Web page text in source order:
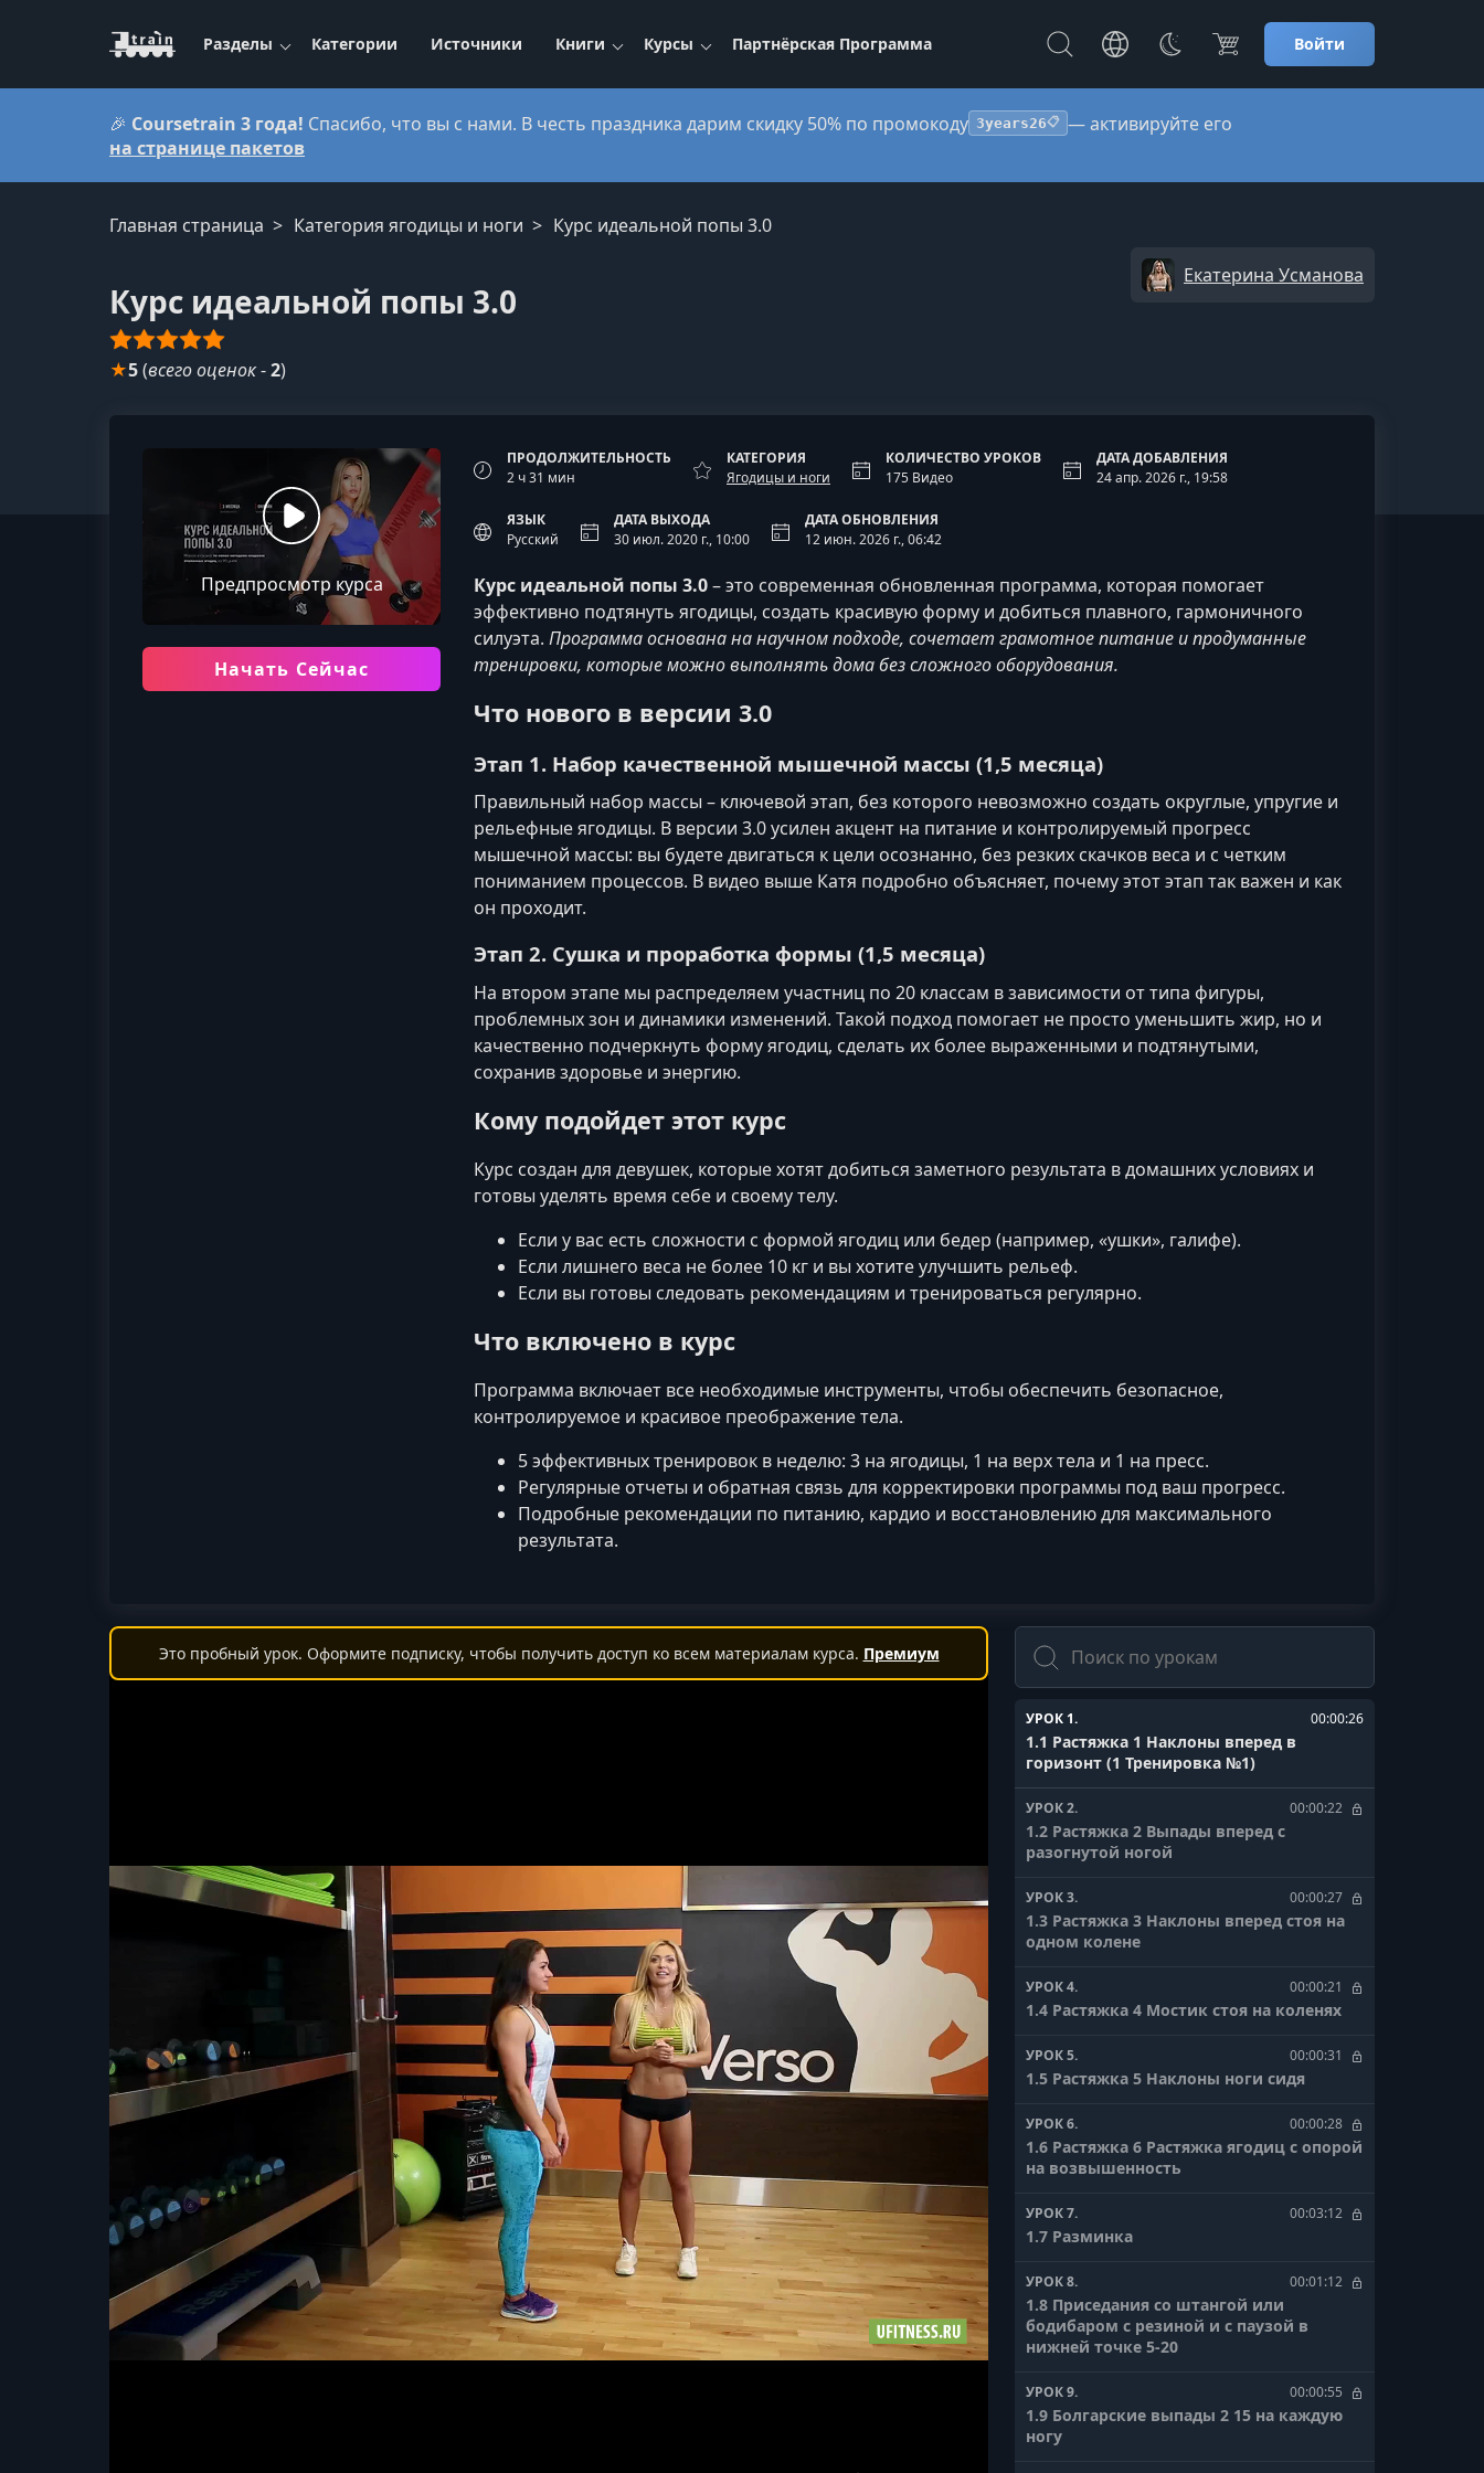
Разделы Категории Источники Книги Курсы Партнёрская Программа Войти
🎉 Coursetrain 3 года! Спасибо, что вы с нами. В честь праздника дарим скидку 50% по промокоду 3years26📋 — активируйте его
на странице пакетов
Главная страница Категория ягодицы и ноги Курс идеальной попы 3.0
Курс идеальной попы 3.0
Екатерина Усманова
★5(всего оценок-2)
Предпросмотр курса
Начать Сейчас
ПРОДОЛЖИТЕЛЬНОСТЬ
2 ч 31 мин
КАТЕГОРИЯ
Ягодицы и ноги
КОЛИЧЕСТВО УРОКОВ
175 Видео
ДАТА ДОБАВЛЕНИЯ
24 апр. 2026 г., 19:58
ЯЗЫК
Русский
ДАТА ВЫХОДА
30 июл. 2020 г., 10:00
ДАТА ОБНОВЛЕНИЯ
12 июн. 2026 г., 06:42
Курс идеальной попы 3.0– это современная обновленная программа, которая помогает
эффективно подтянуть ягодицы, создать красивую форму и добиться плавного, гармоничного
силуэта. Программа основана на научном подходе, сочетает грамотное питание и продуманные
тренировки, которые можно выполнять дома без сложного оборудования.
Что нового в версии 3.0
Этап 1. Набор качественной мышечной массы (1,5 месяца)
Правильный набор массы – ключевой этап, без которого невозможно создать округлые, упругие и
рельефные ягодицы. В версии 3.0 усилен акцент на питание и контролируемый прогресс
мышечной массы: вы будете двигаться к цели осознанно, без резких скачков веса и с четким
пониманием процессов. В видео выше Катя подробно объясняет, почему этот этап так важен и как
он проходит.
Этап 2. Сушка и проработка формы (1,5 месяца)
На втором этапе мы распределяем участниц по 20 классам в зависимости от типа фигуры,
проблемных зон и динамики изменений. Такой подход помогает не просто уменьшить жир, но и
качественно подчеркнуть форму ягодиц, сделать их более выраженными и подтянутыми,
сохранив здоровье и энергию.
Кому подойдет этот курс
Курс создан для девушек, которые хотят добиться заметного результата в домашних условиях и
готовы уделять время себе и своему телу.
Если у вас есть сложности с формой ягодиц или бедер (например, «ушки», галифе).
Если лишнего веса не более 10 кг и вы хотите улучшить рельеф.
Если вы готовы следовать рекомендациям и тренироваться регулярно.
Что включено в курс
Программа включает все необходимые инструменты, чтобы обеспечить безопасное,
контролируемое и красивое преображение тела.
5 эффективных тренировок в неделю: 3 на ягодицы, 1 на верх тела и 1 на пресс.
Регулярные отчеты и обратная связь для корректировки программы под ваш прогресс.
Подробные рекомендации по питанию, кардио и восстановлению для максимального
результата.
Это пробный урок. Оформите подписку, чтобы получить доступ ко всем материалам курса. Премиум
Поиск
УРОК 1. 00:00:26
1.1 Растяжка 1 Наклоны вперед в
горизонт (1 Тренировка №1)
УРОК 2. 00:00:22
1.2 Растяжка 2 Выпады вперед с
разогнутой ногой
УРОК 3. 00:00:27
1.3 Растяжка 3 Наклоны вперед стоя на
одном колене
УРОК 4. 00:00:21
1.4 Растяжка 4 Мостик стоя на коленях
УРОК 5. 00:00:31
1.5 Растяжка 5 Наклоны ноги сидя
УРОК 6. 00:00:28
1.6 Растяжка 6 Растяжка ягодиц с опорой
на возвышенность
УРОК 7. 00:03:12
1.7 Разминка
УРОК 8. 00:01:12
1.8 Приседания со штангой или
бодибаром с резиной и с паузой в
нижней точке 5-20
УРОК 9. 00:00:55
1.9 Болгарские выпады 2 15 на каждую
ногу